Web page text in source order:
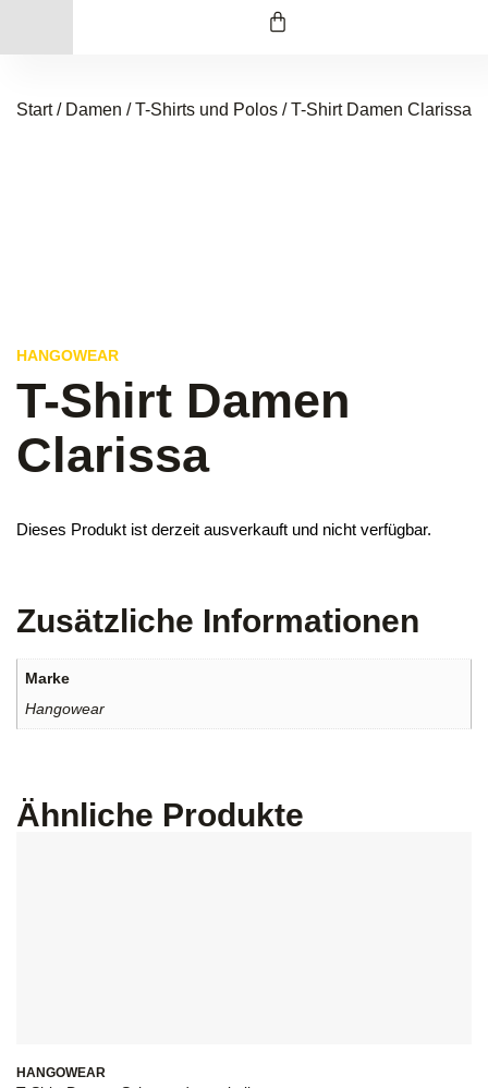
Start/ Damen /T-Shirts und Polos / T-Shirt Damen Clarissa
HANGOWEAR
T-Shirt Damen
Clarissa
Dieses Produkt ist derzeit ausverkauft und nicht verfügbar.
Zusätzliche Informationen
Marke
Hangowear
Ähnliche Produkte
HANGOWEAR